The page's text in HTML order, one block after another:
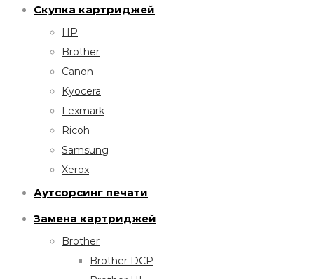
Скупка картриджей
HP
Brother
Canon
Kyocera
Lexmark
Ricoh
Samsung
Xerox
Аутсорсинг печати
Замена картриджей
Brother
Brother DCP